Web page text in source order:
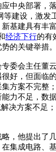
中央部署，
等建设，激发
基建具有丰
经济下行的有
的关键举措。
委会主任董
好，但面临
方案不完整
力不足，数
决方案不足
，他提出了
集成电路、